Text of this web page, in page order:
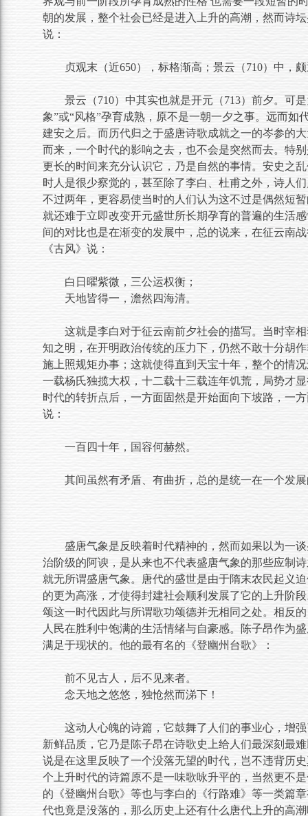
朝的发展，整个社会已经是进入上升的高潮，然而诗
说：
贞观末（近650），标格渐高；景云（710）中，
景云（710）中其实也就是开元（713）前夕。可
象”或“风格”孕育成熟，原不是一朝一夕之事。远而
建安之后。而历代归之于盛唐诗歌成就之一的岑参的
而来，一个时代的影响之去，也不会是突然而去。特
更长的时间来充分认识它，乃是自然的事情。安史之
时人是很少察觉的，甚至除了李白、杜甫之外，诗人
不过两年，更容易使当时的人们认为这不过是偶然短
就还难于立即改变开元盛世所长期孕育的普遍的生活
间的对比也是在渐变的发展中，总的说来，在征云南
《古风》说：
白日曜紫微，三公运权衡；
天地皆得一，澹然四海清。
这就是李白对于征云南前夕社会的描写。当时宰
知之明，在开明政治传统的压力下，仍然不敢十分胡
施上照规矩办事；这就使得直到天宝十年，整个的情
一载杨氏独揽大权，十二载十三载连年饥荒，局势才
时代的转折点后，一方面固然是开始面向下坡路，一
说：
一百四十年，国容何赫然。
其间虽然有矛盾、有曲折，总的是统一在一个发
盛唐气象是反映着时代精神的，然而如果以为一
治阶级的阿谀，是从来也不代表盛唐气象的那些应制
就无所谓盛唐气象。唐代的盛世是由于隋末农民起义
的更为高涨，才使得封建社会顺利发展了它的上升阶
颂这一时代因此与所谓歌功颂德并无相同之处。相反
人民在胜利中饱满的生活情绪与自豪感。陈子昂作为
满足于现状的。他的最有名的《登幽州台歌》：
前不见古人，后不见来者。
念天地之悠悠，独怆然而涕下！
这动人心魄的诗篇，它鼓舞了人们的事业心，增
新鲜品质，它乃是陈子昂在诗歌史上给人们最深刻最
说是在这里反映了一个没落无望的时代，岂不违背历
个上升时代的诗篇原不是一味歌咏升平的，当然更不
的《登幽州台歌》等也与李白的《行路难》等一类篇
代也竟是没落的，那么历史上还有什么唐代上升的高